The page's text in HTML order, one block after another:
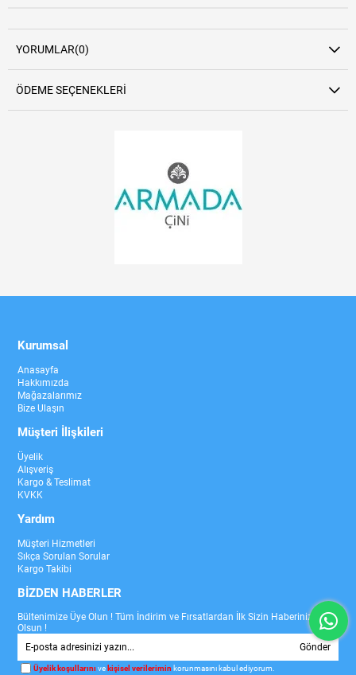
YORUMLAR(0)
ÖDEME SEÇENEKLERI
Kurumsal
Anasayfa
Hakkımızda
Mağazalarımız
Bize Ulaşın
Müşteri İlişkileri
Üyelik
Alışveriş
Kargo & Teslimat
KVKK
Yardım
Müşteri Hizmetleri
Sıkça Sorulan Sorular
Kargo Takibi
BİZDEN HABERLER
Bültenimize Üye Olun ! Tüm İndirim ve Fırsatlardan İlk Sizin Haberiniz
Olsun !
Gönder
Üyelik koşullarını ve kişisel verilerimin korunmasını kabul ediyorum.